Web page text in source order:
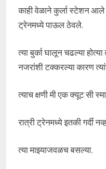
काही वेळाने कुर्ला स्टेशन
ट्रेनमध्ये पाऊल ठेवले.
त्या बुर्का घालून चढल्या होत्या
नजरांशी टक्करल्या कारण
त्याच क्षणी मी एक क्यूट सी
रात्री ट्रेनमध्ये इतकी गर्दी
त्या माझ्याजवळच बसल्या.